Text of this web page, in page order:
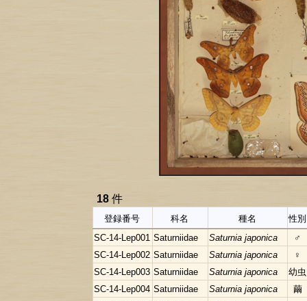
18 件
登録番号 科名 種名 性別
SC-14-Lep001 Saturniidae Saturnia japonica
♂
SC-14-Lep002 Saturniidae Saturnia japonica
♀
SC-14-Lep003 Saturniidae Saturnia japonica
幼虫
SC-14-Lep004 Saturniidae Saturnia japonica
繭